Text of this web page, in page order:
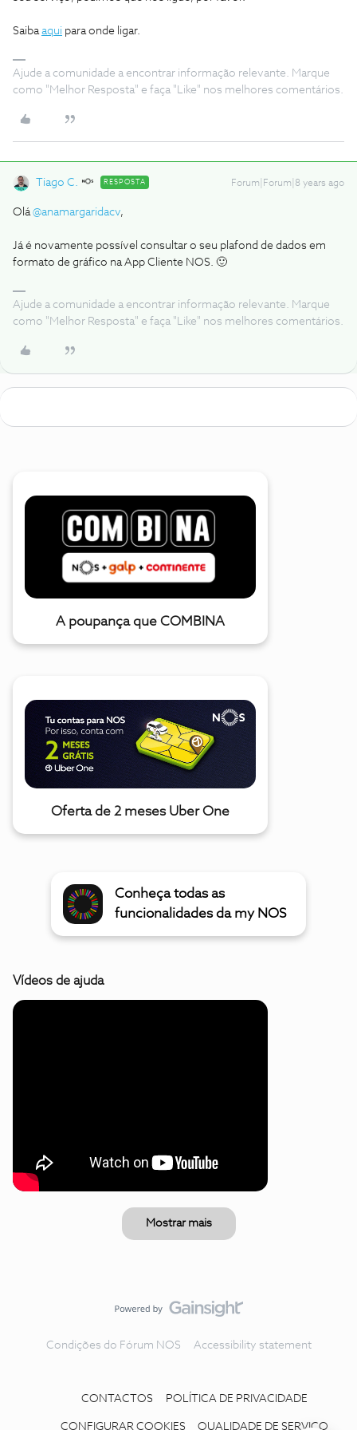
Saibaaqui para onde ligar.
Ajude a comunidade a encontrar informação relevante. Marque
como "Melhor Resposta" e faça "Like" nos melhores comentários.
Tiago C. RESPOSTA Forum|Forum|8 years ago
Olá@anamargaridacv,
Já é novamente possível consultar o seu plafond de dados em
formato de gráfico na App Cliente NOS. 🙂
Ajude a comunidade a encontrar informação relevante. Marque
como "Melhor Resposta" e faça "Like" nos melhores comentários.
A poupança que COMBINA
Oferta de 2 meses Uber One
Conheça todas as
funcionalidades da my NOS
Vídeos de ajuda
Mostrar mais
Condições do Fórum NOS Accessibility statement
CONTACTOS POLÍTICA DE PRIVACIDADE
CONFIGURAR COOKIES QUALIDADE DE SERVIÇO